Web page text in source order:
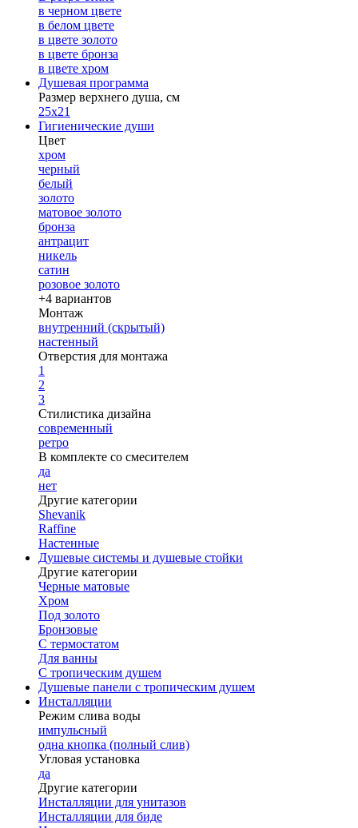
в черном цвете
в белом цвете
в цвете золото
в цвете бронза
в цвете хром
Душевая программа
Размер верхнего душа, см
25х21
Гигиенические души
Цвет
хром
черный
белый
золото
матовое золото
бронза
антрацит
никель
сатин
розовое золото
+4 вариантов
Монтаж
внутренний (скрытый)
настенный
Отверстия для монтажа
1
2
3
Стилистика дизайна
современный
ретро
В комплекте со смесителем
да
нет
Другие категории
Shevanik
Raffine
Настенные
Душевые системы и душевые стойки
Другие категории
Черные матовые
Хром
Под золото
Бронзовые
С термостатом
Для ванны
С тропическим душем
Душевые панели с тропическим душем
Инсталляции
Режим слива воды
импульсный
одна кнопка (полный слив)
Угловая установка
да
Другие категории
Инсталляции для унитазов
Инсталляции для биде